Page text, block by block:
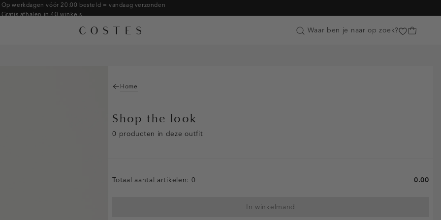
Op werkdagen vóór 20:00 besteld = vandaag verzonden
Gratis afhalen in 40 winkels
Betaal zoals jij wilt: o.a. Bancontact, Riverty, Apple pay & creditcard
Customer Care
Waar ben je naar op zoek?
Home
Shop the look
0 producten in deze outfit
Totaal aantal artikelen: 0 0.00
In winkelmand